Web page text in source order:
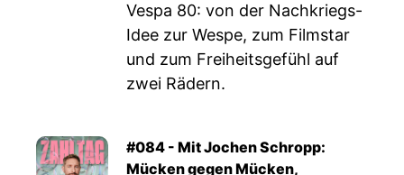
Vespa 80: von der Nachkriegs-
Idee zur Wespe, zum Filmstar
und zum Freiheitsgefühl auf
zwei Rädern.
#084 - Mit Jochen Schropp:
Mücken gegen Mücken,